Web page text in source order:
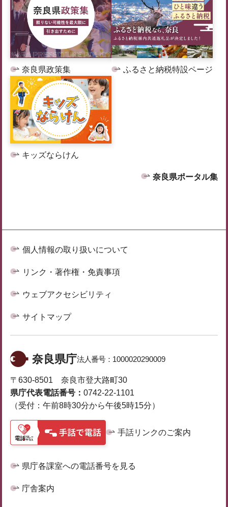
奈良県政策集 ふるさと納税特設ページ
キッズならけん
奈良県ポータル集
個人情報の取り扱いについて
リンク・著作権・免責事項
ウェブアクセシビリティ
サイトマップ
奈良県庁法人番号： 1000020290009
〒630-8501 奈良市登大路町30
県庁代表電話番号： 0742-22-1101
（受付：午前8時30分から午後5時15分）
手話リンクのご案内
県庁各課室への電話番号を見る
庁舎案内